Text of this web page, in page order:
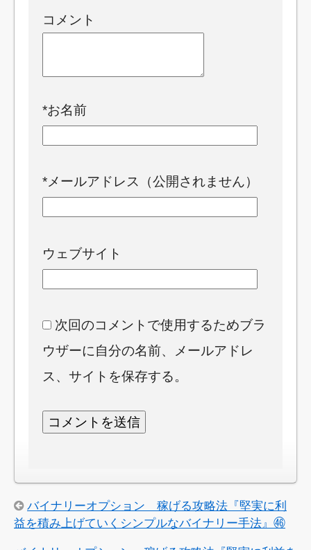
コメント
*お名前
*メールアドレス（公開されません）
ウェブサイト
次回のコメントで使用するためブラ
ウザーに自分の名前、メールアドレ
ス、サイトを保存する。
バイナリーオプション 稼げる攻略法『堅実に利
益を積み上げていくシンプルなバイナリー手法』㊻